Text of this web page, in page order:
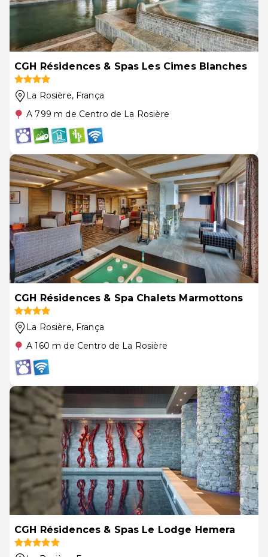
CGH Résidences & Spas Les Cimes Blanches
La Rosière, França
A 799 m de Centro de La Rosière
CGH Résidences & Spa Chalets Marmottons
La Rosière, França
A 160 m de Centro de La Rosière
CGH Résidences & Spas Le Lodge Hemera